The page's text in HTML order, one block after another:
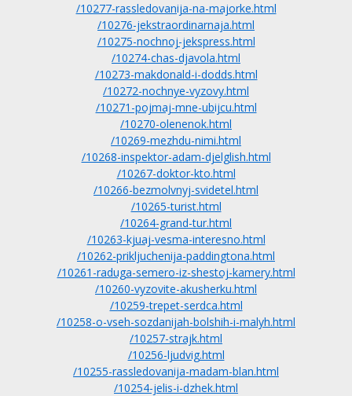
/10277-rassledovanija-na-majorke.html
/10276-jekstraordinarnaja.html
/10275-nochnoj-jekspress.html
/10274-chas-djavola.html
/10273-makdonald-i-dodds.html
/10272-nochnye-vyzovy.html
/10271-pojmaj-mne-ubijcu.html
/10270-olenenok.html
/10269-mezhdu-nimi.html
/10268-inspektor-adam-djelglish.html
/10267-doktor-kto.html
/10266-bezmolvnyj-svidetel.html
/10265-turist.html
/10264-grand-tur.html
/10263-kjuaj-vesma-interesno.html
/10262-prikljuchenija-paddingtona.html
/10261-raduga-semero-iz-shestoj-kamery.html
/10260-vyzovite-akusherku.html
/10259-trepet-serdca.html
/10258-o-vseh-sozdanijah-bolshih-i-malyh.html
/10257-strajk.html
/10256-ljudvig.html
/10255-rassledovanija-madam-blan.html
/10254-jelis-i-dzhek.html